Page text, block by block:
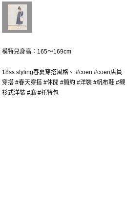
模特兒身高：165〜169cm
18ss styling春夏穿搭風格。 #coen #coen店員
穿搭 #春天穿搭 #休閒 #簡約 #洋裝 #帆布鞋 #襯
衫式洋裝 #麻 #托特包